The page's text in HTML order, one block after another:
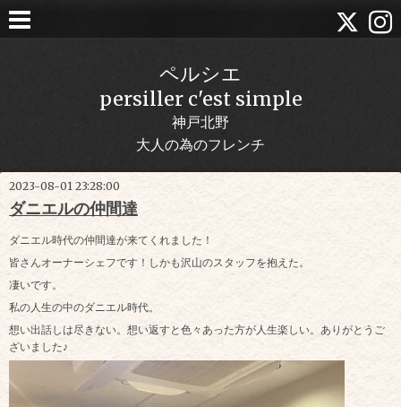
ペルシエ
persiller c'est simple
神戸北野
大人の為のフレンチ
2023-08-01 23:28:00
ダニエルの仲間達
ダニエル時代の仲間達が来てくれました！
皆さんオーナーシェフです！しかも沢山のスタッフを抱えた。
凄いです。
私の人生の中のダニエル時代。
想い出話しは尽きない。想い返すと色々あった方が人生楽しい。ありがとうご
ざいました♪